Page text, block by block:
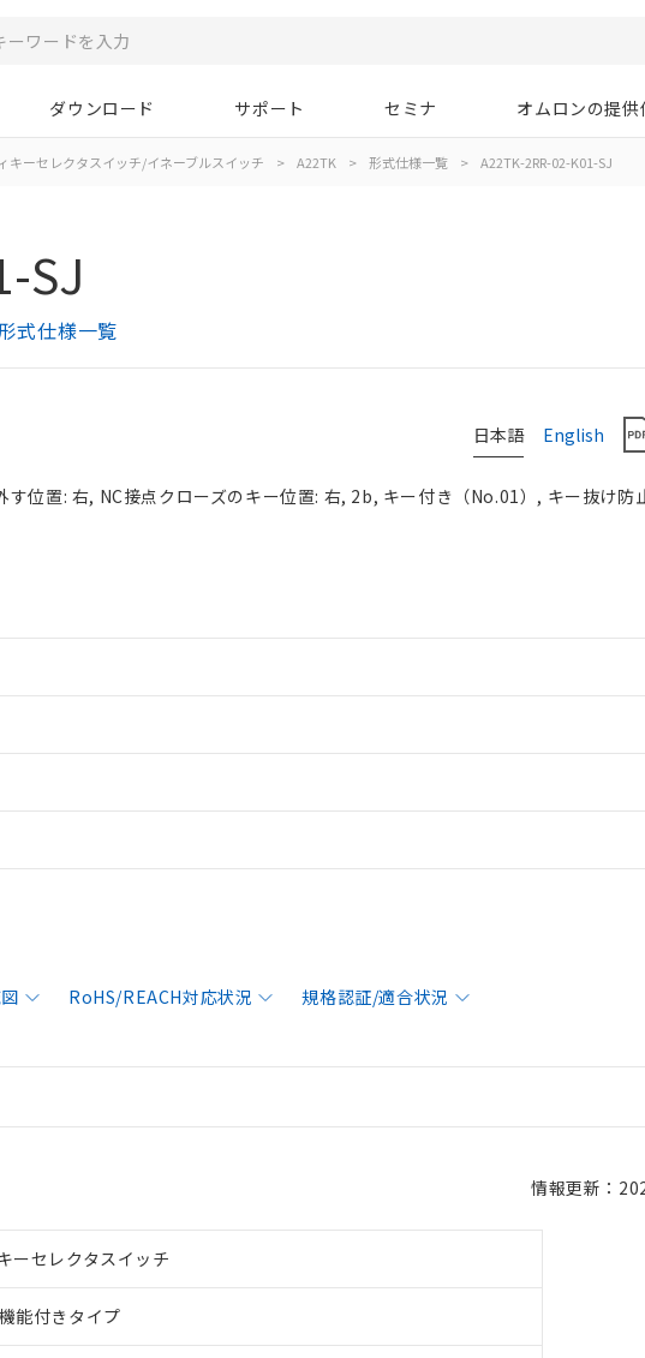
ダウンロード サポート セミナ オムロンの提供
キーセレクタスイッチ/イネーブルスイッチ > A22TK > 形式仕様一覧 > A22TK-2RR-02-K01-SJ
SJ
式仕様一覧
日本語 English
位置: 右, NC接点クローズのキー位置: 右, 2b, キー付き（No.01）, キー抜け防
RoHS/REACH対応状況 規格認証/適合状況
情報更新：
ーセレクタスイッチ
能付きタイプ